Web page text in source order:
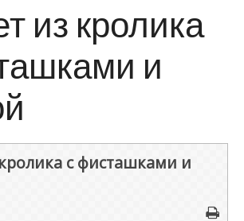
из кролика
и
с фисташками и